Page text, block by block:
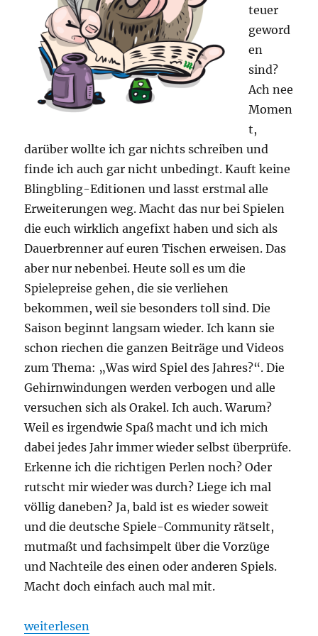
teuer
geword
en
sind?
Ach nee
Momen
t,
darüber wollte ich gar nichts schreiben und
finde ich auch gar nicht unbedingt. Kauft keine
Blingbling-Editionen und lasst erstmal alle
Erweiterungen weg. Macht das nur bei Spielen
die euch wirklich angefixt haben und sich als
Dauerbrenner auf euren Tischen erweisen. Das
aber nur nebenbei. Heute soll es um die
Spielepreise gehen, die sie verliehen
bekommen, weil sie besonders toll sind. Die
Saison beginnt langsam wieder. Ich kann sie
schon riechen die ganzen Beiträge und Videos
zum Thema: „Was wird Spiel des Jahres?“. Die
Gehirnwindungen werden verbogen und alle
versuchen sich als Orakel. Ich auch. Warum?
Weil es irgendwie Spaß macht und ich mich
dabei jedes Jahr immer wieder selbst überprüfe.
Erkenne ich die richtigen Perlen noch? Oder
rutscht mir wieder was durch? Liege ich mal
völlig daneben? Ja, bald ist es wieder soweit
und die deutsche Spiele-Community rätselt,
mutmaßt und fachsimpelt über die Vorzüge
und Nachteile des einen oder anderen Spiels.
Macht doch einfach auch mal mit.
„#010 Blogbuch – Preise“
weiterlesen